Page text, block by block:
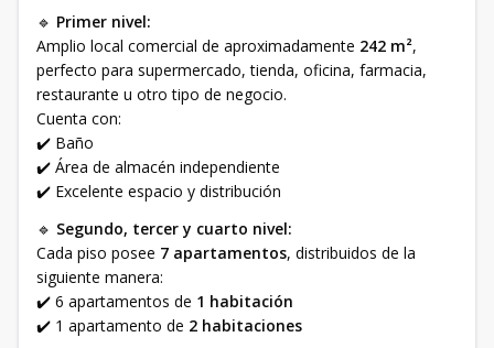
🔹 Primer nivel:
Amplio local comercial de aproximadamente 242 m²,
perfecto para supermercado, tienda, oficina, farmacia,
restaurante u otro tipo de negocio.
Cuenta con:
✔️ Baño
✔️ Área de almacén independiente
✔️ Excelente espacio y distribución
🔹 Segundo, tercer y cuarto nivel:
Cada piso posee 7 apartamentos, distribuidos de la
siguiente manera:
✔️ 6 apartamentos de 1 habitación
✔️ 1 apartamento de 2 habitaciones